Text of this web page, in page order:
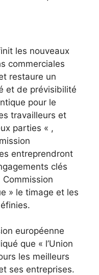
les nouveaux
commerciales
restaure un
et de prévisibilité
pour le
travailleurs et
parties « ,
entreprendront
clés
Commission
» le timage et les
européenne
que « l’Union
les meilleurs
ses entreprises.